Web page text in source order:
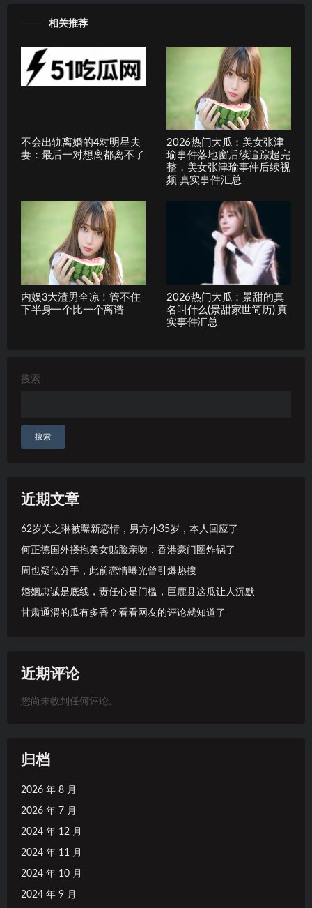
相关推荐
不会出轨离婚的4对明星夫
妻：最后一对想离都离不了
2026热门大瓜：美女张津
瑜事件落地窗后续追踪超完
整，美女张津瑜事件后续视
频 真实事件汇总
内娱3大渣男全凉！管不住
下半身一个比一个离谱
2026热门大瓜：景甜的真
名叫什么(景甜家世简历) 真
实事件汇总
搜索
搜索
近期文章
62岁关之琳被曝新恋情，男方小35岁，本人回应了
何正德国外搂抱美女贴脸亲吻，香港豪门圈炸锅了
周也疑似分手，此前恋情曝光曾引爆热搜
婚姻忠诚是底线，责任心是门槛，巨鹿县这瓜让人沉默
甘肃通渭的瓜有多香？看看网友的评论就知道了
近期评论
您尚未收到任何评论。
归档
2026 年 8 月
2026 年 7 月
2024 年 12 月
2024 年 11 月
2024 年 10 月
2024 年 9 月